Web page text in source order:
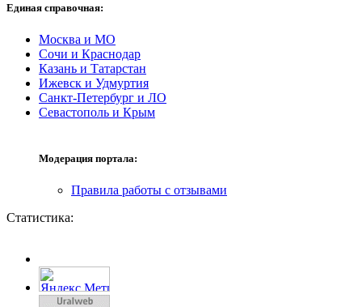
Единая справочная:
Москва и МО
Сочи и Краснодар
Казань и Татарстан
Ижевск и Удмуртия
Санкт-Петербург и ЛО
Севастополь и Крым
Модерация портала:
Правила работы с отзывами
Статистика: